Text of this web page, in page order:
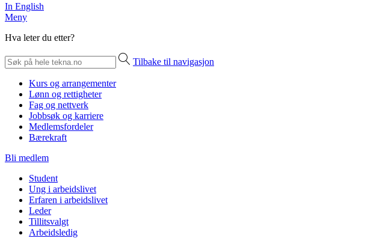
In English
Meny
Hva leter du etter?
Tilbake til navigasjon
Kurs og arrangementer
Lønn og rettigheter
Fag og nettverk
Jobbsøk og karriere
Medlemsfordeler
Bærekraft
Bli medlem
Student
Ung i arbeidslivet
Erfaren i arbeidslivet
Leder
Tillitsvalgt
Arbeidsledig